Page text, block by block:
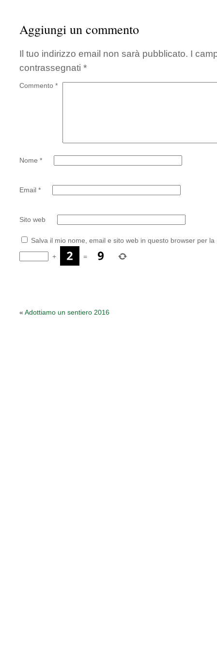
Aggiungi un commento
Il tuo indirizzo email non sarà pubblicato. I
contrassegnati *
Commento *
Nome *
Email *
Sito web
Salva il mio nome, email e sito web in questo browser per
+ =
« Adottiamo un sentiero 2016